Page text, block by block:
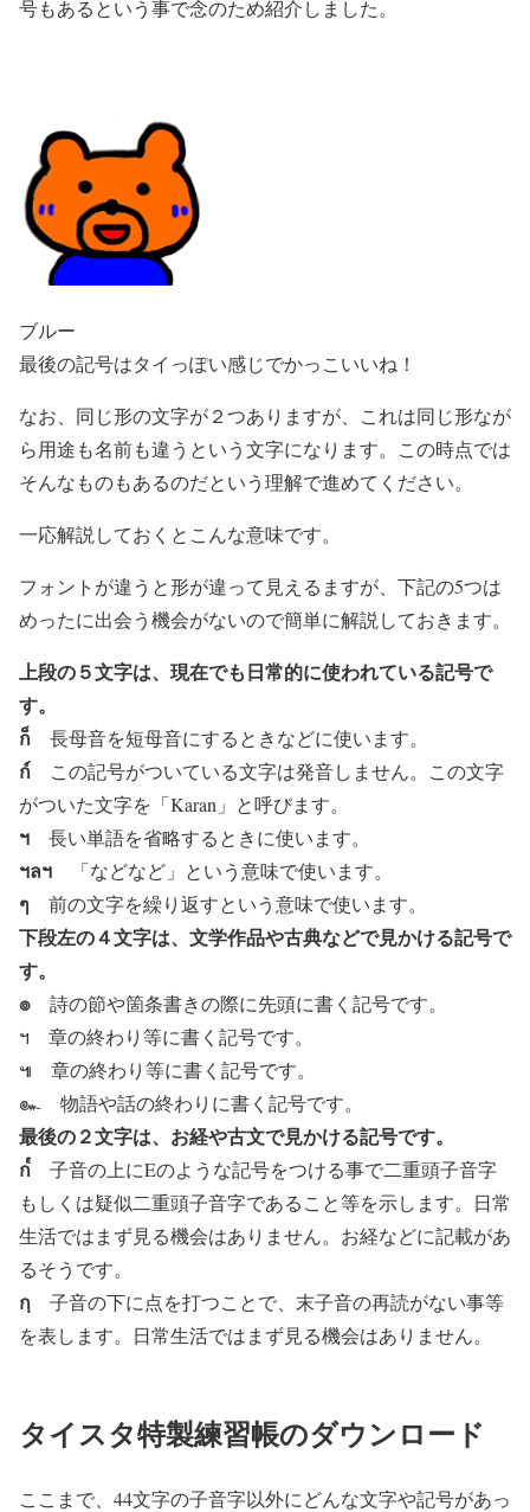
号もあるという事で念のため紹介しました。
ブルー
最後の記号はタイっぽい感じでかっこいいね！
なお、同じ形の文字が２つありますが、これは同じ形なが
ら用途も名前も違うという文字になります。この時点では
そんなものもあるのだという理解で進めてください。
一応解説しておくとこんな意味です。
フォントが違うと形が違って見えるますが、下記の5つは
めったに出会う機会がないので簡単に解説しておきます。
上段の５文字は、現在でも日常的に使われている記号で
す。
ก็ 長母音を短母音にするときなどに使います。
ก์
この記号がついている文字は発音しません。この文字
がついた文字を「Karan」と呼びます。
ฯ 長い単語を省略するときに使います。
ฯลฯ 「などなど」という意味で使います。
ๆ 前の文字を繰り返すという意味で使います。
下段左の４文字は、文学作品や古典などで見かける記号で
す。
๏ 詩の節や箇条書きの際に先頭に書く記号です。
ฯ 章の終わり等に書く記号です。
๚ 章の終わり等に書く記号です。
๛ 物語や話の終わりに書く記号です。
最後の２文字は、お経や古文で見かける記号です。
ก๎
子音の上にEのような記号をつける事で二重頭子音字
もしくは疑似二重頭子音字であること等を示します。日常
生活ではまず見る機会はありません。お経などに記載があ
るそうです。
กฺ
子音の下に点を打つことで、末子音の再読がない事等
を表します。日常生活ではまず見る機会はありません。
タイスタ特製練習帳のダウンロード
ここまで、44文字の子音字以外にどんな文字や記号があっ